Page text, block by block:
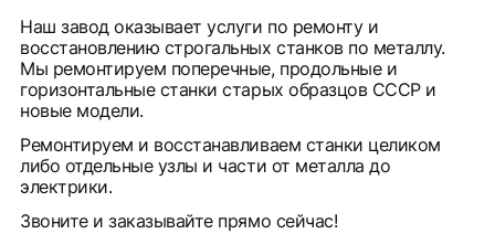
Наш завод оказывает услуги по ремонту и
восстановлению строгальных станков по металлу.
Мы ремонтируем поперечные, продольные и
горизонтальные станки старых образцов СССР и
новые модели.
Ремонтируем и восстанавливаем станки целиком
либо отдельные узлы и части от металла до
электрики.
Звоните и заказывайте прямо сейчас!